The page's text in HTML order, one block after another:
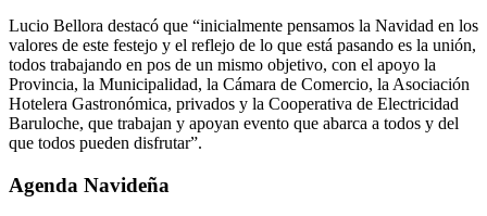
Lucio Bellora destacó que “inicialmente pensamos la Navidad en los
valores de este festejo y el reflejo de lo que está pasando es la unión,
todos trabajando en pos de un mismo objetivo, con el apoyo la
Provincia, la Municipalidad, la Cámara de Comercio, la Asociación
Hotelera Gastronómica, privados y la Cooperativa de Electricidad
Baruloche, que trabajan y apoyan evento que abarca a todos y del
que todos pueden disfrutar”.
Agenda Navideña